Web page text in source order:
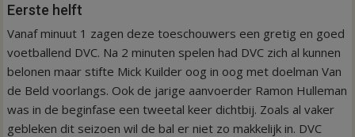
Eerste helft
Vanaf minuut 1 zagen deze toeschouwers een gretig en goed
voetballend DVC. Na 2 minuten spelen had DVC zich al kunnen
belonen maar stifte Mick Kuilder oog in oog met doelman Van
de Beld voorlangs. Ook de jarige aanvoerder Ramon Hulleman
was in de beginfase een tweetal keer dichtbij. Zoals al vaker
gebleken dit seizoen wil de bal er niet zo makkelijk in. DVC